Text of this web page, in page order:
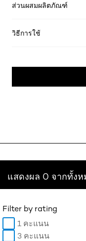
ส่วนผสมผลิตภัณฑ์
วิธีการใช้
แสดงผล 0 จากทั้ง
Filter by rating
1 คะแนน
3 คะแนน